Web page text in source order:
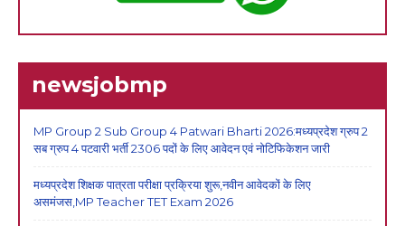
newsjobmp
MP Group 2 Sub Group 4 Patwari Bharti 2026:मध्यप्रदेश ग्रुप 2
सब ग्रुप 4 पटवारी भर्ती 2306 पदों के लिए आवेदन एवं नोटिफिकेशन जारी
मध्यप्रदेश शिक्षक पात्रता परीक्षा प्रक्रिया शुरू,नवीन आवेदकों के लिए
असमंजस,MP Teacher TET Exam 2026